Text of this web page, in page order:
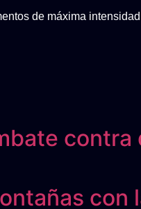
de máxima
contra
con